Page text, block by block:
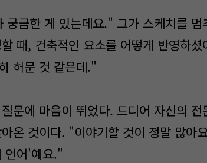
궁금한 게 있는데요." 그가 스케치를
때, 건축적인 요소를 어떻게 반영하
허문 것 같은데."
문에 마음이 뛰었다. 드디어 자신의
온 것이다. "이야기할 것이 정말 많아
언어'예요."